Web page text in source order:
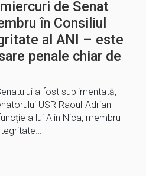
de Senat
în Consiliul
al ANI – este
penale chiar de
a fost suplimentată,
USR Raoul-Adrian
a lui Alin Nica, membru